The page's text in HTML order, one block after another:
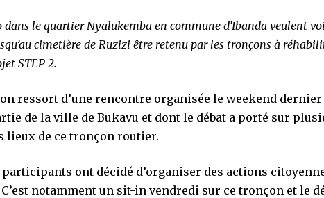
dans le quartier Nyalukemba en commune d’Ibanda veulent
cimetière de Ruzizi être retenu par les tronçons à
STEP 2.
ressort d’une rencontre organisée le weekend
de la ville de Bukavu et dont le débat a porté sur
lieux de ce tronçon routier.
participants ont décidé d’organiser des actions
notamment un sit-in vendredi sur ce tronçon et le